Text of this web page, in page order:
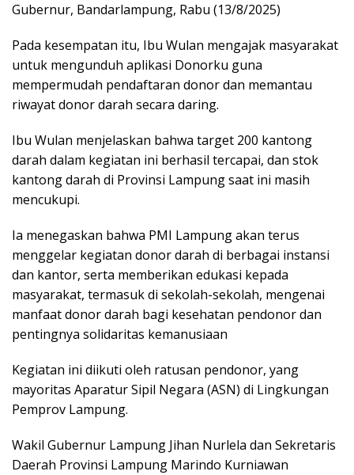
Gubernur, Bandarlampung, Rabu (13/8/2025)
Pada kesempatan itu, Ibu Wulan mengajak masyarakat
untuk mengunduh aplikasi Donorku guna
mempermudah pendaftaran donor dan memantau
riwayat donor darah secara daring.
Ibu Wulan menjelaskan bahwa target 200 kantong
darah dalam kegiatan ini berhasil tercapai, dan stok
kantong darah di Provinsi Lampung saat ini masih
mencukupi.
Ia menegaskan bahwa PMI Lampung akan terus
menggelar kegiatan donor darah di berbagai instansi
dan kantor, serta memberikan edukasi kepada
masyarakat, termasuk di sekolah-sekolah, mengenai
manfaat donor darah bagi kesehatan pendonor dan
pentingnya solidaritas kemanusiaan
Kegiatan ini diikuti oleh ratusan pendonor, yang
mayoritas Aparatur Sipil Negara (ASN) di Lingkungan
Pemprov Lampung.
Wakil Gubernur Lampung Jihan Nurlela dan Sekretaris
Daerah Provinsi Lampung Marindo Kurniawan